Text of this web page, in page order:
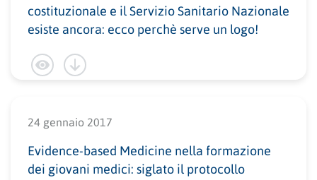
costituzionale e il Servizio Sanitario Nazionale
esiste ancora: ecco perchè serve un logo!
24 gennaio 2017
Evidence-based Medicine nella formazione
dei giovani medici: siglato il protocollo